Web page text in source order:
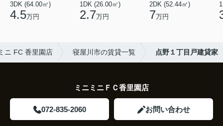
3DK (64.00㎡)
4.5万円
1DK (26.00㎡)
2.7万円
2DK (52.44㎡)
7万円
ニ FC 香里園店 寝屋川市の賃貸一覧 点野１丁目戸建貸家
ミニミニＦＣ香里園店
072-835-2060 お問い合わせ